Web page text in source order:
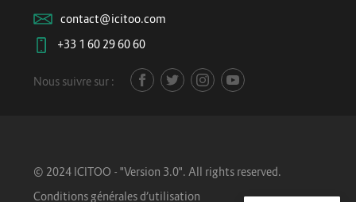
contact@icitoo.com
+33 1 60 29 60 60
Nous suivre sur :
© 2024 ICITOO - "Version 3.0". All rights reserved.
Conditions générales d’utilisation